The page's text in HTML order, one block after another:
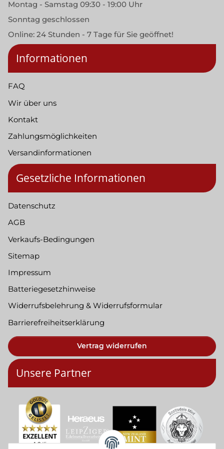
Montag - Samstag 09:30 - 19:00 Uhr
Sonntag geschlossen
Online: 24 Stunden - 7 Tage für Sie geöffnet!
Informationen
FAQ
Wir über uns
Kontakt
Zahlungsmöglichkeiten
Versandinformationen
Gesetzliche Informationen
Datenschutz
AGB
Verkaufs-Bedingungen
Sitemap
Impressum
Batteriegesetzhinweise
Widerrufsbelehrung & Widerrufsformular
Barrierefreiheitserklärung
Vertrag widerrufen
Unsere Partner